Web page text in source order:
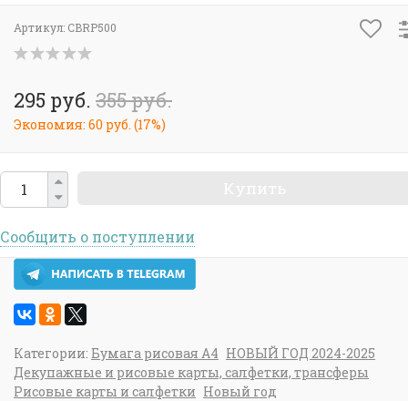
Артикул: CBRP500
295 руб. 355 руб.
Экономия: 60 руб. (17%)
Сообщить о поступлении
Категории: Бумага рисовая А4 НОВЫЙ ГОД 2024-2025
Декупажные и рисовые карты, салфетки, трансферы
Рисовые карты и салфетки Новый год